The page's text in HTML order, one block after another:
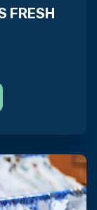
FRESH